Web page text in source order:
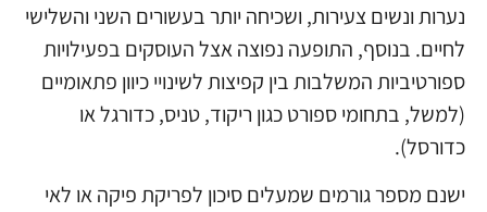
נערות ונשים צעירות, ושכיחה יותר בעשורים השני והשלישי
לחיים. בנוסף, התופעה נפוצה אצל העוסקים בפעילויות
ספורטיביות המשלבות בין קפיצות לשינויי כיוון פתאומיים
(למשל, בתחומי ספורט כגון ריקוד, טניס, כדורגל או
כדורסל).
ישנם מספר גורמים שמעלים סיכון לפריקת פיקה או לאי